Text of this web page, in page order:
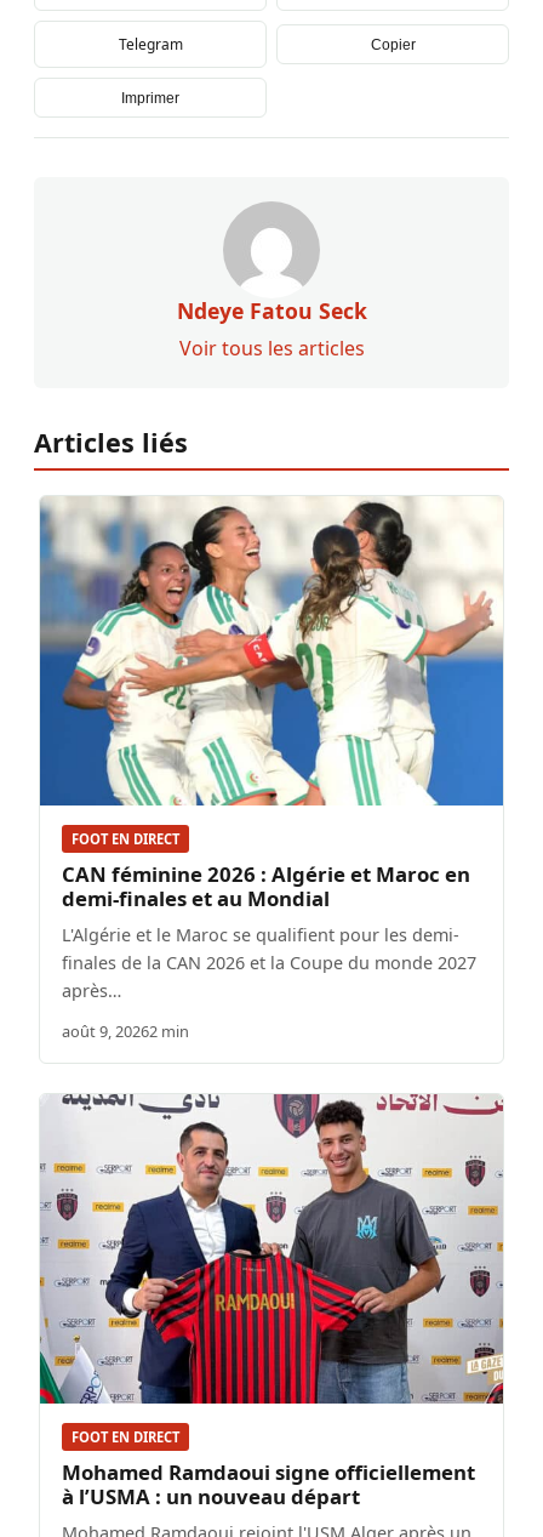
Telegram Copier
Imprimer
Ndeye Fatou Seck
Voir tous les articles
Articles liés
FOOT EN DIRECT
CAN féminine 2026 : Algérie et Maroc en
demi-finales et au Mondial
L'Algérie et le Maroc se qualifient pour les demi-
finales de la CAN 2026 et la Coupe du monde 2027
après…
août 9, 20262 min
FOOT EN DIRECT
Mohamed Ramdaoui signe officiellement
à l’USMA : un nouveau départ